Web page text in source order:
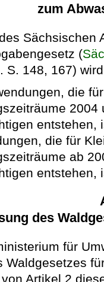
zum
Sächsischen
(
S. 148, 167)
die
entstehen,
die für
ab
entstehen,
des
für
Waldgesetzes
Artikel 2